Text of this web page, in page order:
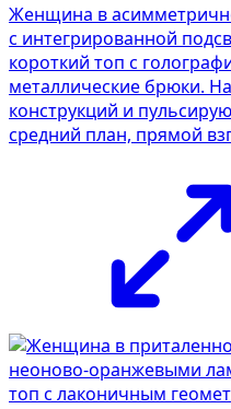
Женщина в
с интегрированной
короткий топ с
металлические брюки.
конструкций и
средний план, прямой